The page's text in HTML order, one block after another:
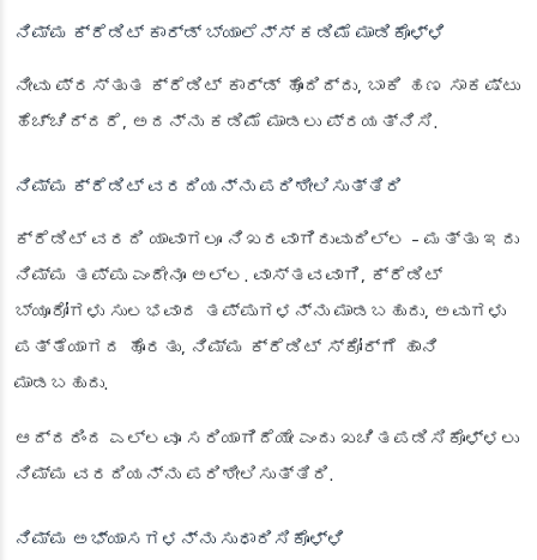
ನಿಮ್ಮ ಕ್ರೆಡಿಟ್ ಕಾರ್ಡ್ ಬ್ಯಾಲೆನ್ಸ್ ಕಡಿಮೆ ಮಾಡಿಕೊಳ್ಳಿ
ನೀವು ಪ್ರಸ್ತುತ ಕ್ರೆಡಿಟ್ ಕಾರ್ಡ್ ಹೊಂದಿದ್ದು, ಬಾಕಿ ಹಣ ಸಾಕಷ್ಟು
ಹೆಚ್ಚಿದ್ದರೆ, ಅದನ್ನು ಕಡಿಮೆ ಮಾಡಲು ಪ್ರಯತ್ನಿಸಿ.
ನಿಮ್ಮ ಕ್ರೆಡಿಟ್ ವರದಿಯನ್ನು ಪರಿಶೀಲಿಸುತ್ತಿರಿ
ಕ್ರೆಡಿಟ್ ವರದಿ ಯಾವಾಗಲೂ ನಿಖರವಾಗಿರುವುದಿಲ್ಲ - ಮತ್ತು ಇದು
ನಿಮ್ಮ ತಪ್ಪು ಎಂದೇನೂ ಅಲ್ಲ. ವಾಸ್ತವವಾಗಿ, ಕ್ರೆಡಿಟ್
ಬ್ಯೂರೋಗಳು ಸುಲಭವಾದ ತಪ್ಪುಗಳನ್ನು ಮಾಡಬಹುದು, ಅವುಗಳು
ಪತ್ತೆಯಾಗದ ಹೊರತು, ನಿಮ್ಮ ಕ್ರೆಡಿಟ್ ಸ್ಕೋರ್‌ಗೆ ಹಾನಿ
ಮಾಡಬಹುದು.
ಆದ್ದರಿಂದ ಎಲ್ಲವೂ ಸರಿಯಾಗಿದೆಯೇ ಎಂದು ಖಚಿತಪಡಿಸಿಕೊಳ್ಳಲು
ನಿಮ್ಮ ವರದಿಯನ್ನು ಪರಿಶೀಲಿಸುತ್ತಿರಿ.
ನಿಮ್ಮ ಅಭ್ಯಾಸಗಳನ್ನು ಸುಧಾರಿಸಿಕೊಳ್ಳಿ